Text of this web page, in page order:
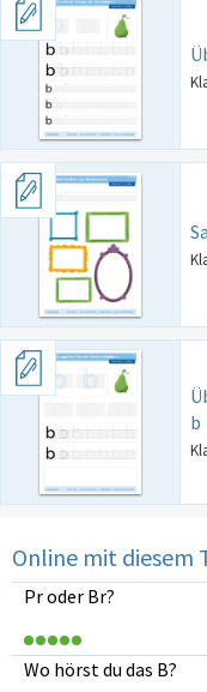
b
Online mit diesem
Pr oder Br?
Wo hörst du das B?